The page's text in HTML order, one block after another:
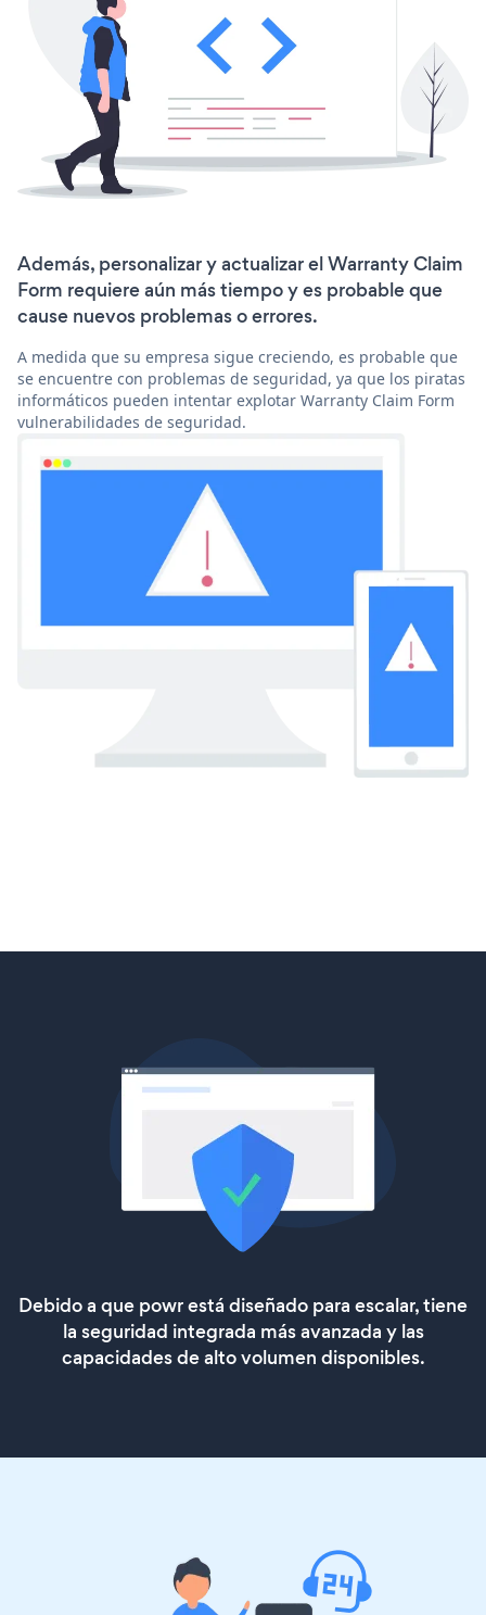
Además, personalizar y actualizar el Warranty Claim
Form requiere aún más tiempo y es probable que
cause nuevos problemas o errores.
A medida que su empresa sigue creciendo, es probable que
se encuentre con problemas de seguridad, ya que los piratas
informáticos pueden intentar explotar Warranty Claim Form
vulnerabilidades de seguridad.
Debido a que powr está diseñado para escalar, tiene
la seguridad integrada más avanzada y las
capacidades de alto volumen disponibles.